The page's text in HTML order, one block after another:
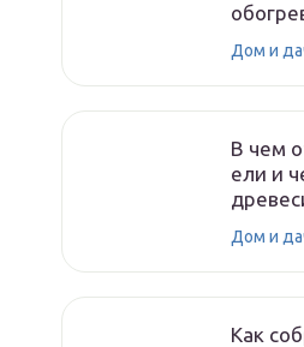
Дом и
В чем
ели и
Дом и
Как